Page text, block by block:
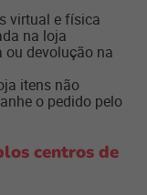
virtual e física
na loja
ou devolução na
itens não
o pedido pelo
centros de